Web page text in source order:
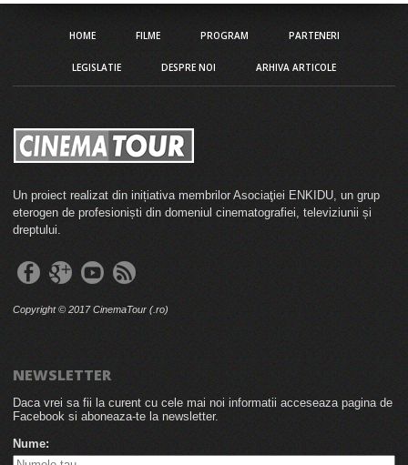
HOME FILME PROGRAM PARTENERI
LEGISLATIE DESPRE NOI ARHIVA ARTICOLE
Un proiect realizat din inițiativa membrilor Asociaţiei ENKIDU, un grup
eterogen de profesioniști din domeniul cinematografiei, televiziunii și
dreptului.
Copyright © 2017 CinemaTour (.ro)
NEWSLETTER
Daca vrei sa fii la curent cu cele mai noi informatii acceseaza pagina de
Facebook si aboneaza-te la newsletter.
Nume: